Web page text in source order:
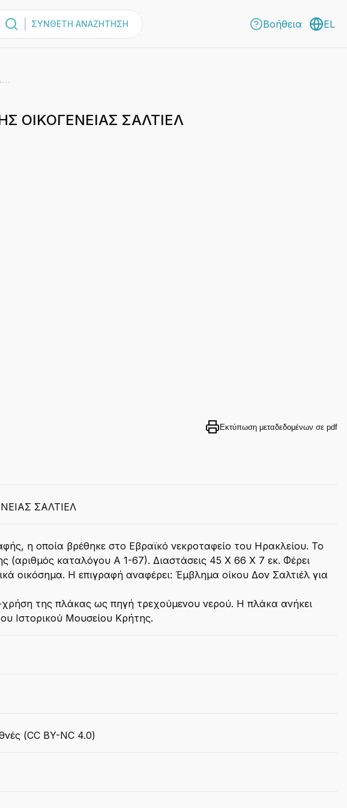
ΣΥΝΘΕΤΗ ΑΝΑΖΗΤΗΣΗ Βοήθεια EL
ΜΑΡΜΑΡΙΝΟ ΑΝΑΓΛΥΦΟ ΟΙΚΟΣΗΜΟ ΤΗΣ ΟΙΚΟΓΕΝΕΙΑΣ ΣΑΛΤΙΕΛ
ΟΙΚΟΓΕΝΕΙΑΣ ΣΑΛΤΙΕΛ
Εκτύπωση μεταδεδομένων σε pdf
ΣΑΛΤΙΕΛ
η οποία βρέθηκε στο Εβραϊκό νεκροταφείο του Ηρακλείου. Το
(αριθμός καταλόγου Α 1-67). Διαστάσεις 45 Χ 66 Χ 7 εκ. Φέρει
οικόσημα. Η επιγραφή αναφέρει: Έμβλημα οίκου Δον Σαλτιέλ για
της πλάκας ως πηγή τρεχούμενου νερού. Η πλάκα ανήκει
Ιστορικού Μουσείου Κρήτης.
(CC BY-NC 4.0)